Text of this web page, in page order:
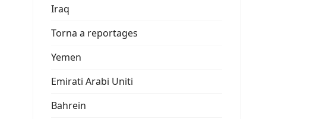
Iraq
Torna a reportages
Yemen
Emirati Arabi Uniti
Bahrein